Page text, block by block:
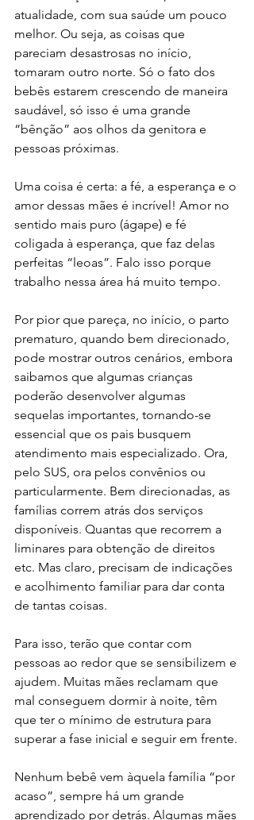
atualidade, com sua saúde um pouco
melhor. Ou seja, as coisas que
pareciam desastrosas no início,
tomaram outro norte. Só o fato dos
bebês estarem crescendo de maneira
saudável, só isso é uma grande
“bênção” aos olhos da genitora e
pessoas próximas.
Uma coisa é certa: a fé, a esperança e o
amor dessas mães é incrível! Amor no
sentido mais puro (ágape) e fé
coligada à esperança, que faz delas
perfeitas “leoas”. Falo isso porque
trabalho nessa área há muito tempo.
Por pior que pareça, no início, o parto
prematuro, quando bem direcionado,
pode mostrar outros cenários, embora
saibamos que algumas crianças
poderão desenvolver algumas
sequelas importantes, tornando-se
essencial que os pais busquem
atendimento mais especializado. Ora,
pelo SUS, ora pelos convênios ou
particularmente. Bem direcionadas, as
famílias correm atrás dos serviços
disponíveis. Quantas que recorrem a
liminares para obtenção de direitos
etc. Mas claro, precisam de indicações
e acolhimento familiar para dar conta
de tantas coisas.
Para isso, terão que contar com
pessoas ao redor que se sensibilizem e
ajudem. Muitas mães reclamam que
mal conseguem dormir à noite, têm
que ter o mínimo de estrutura para
superar a fase inicial e seguir em frente.
Nenhum bebê vem àquela família “por
acaso”, sempre há um grande
aprendizado por detrás. Algumas mães